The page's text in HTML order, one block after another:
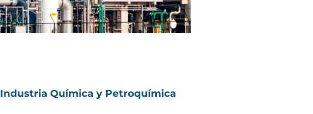
Industria Química y Petroquímica